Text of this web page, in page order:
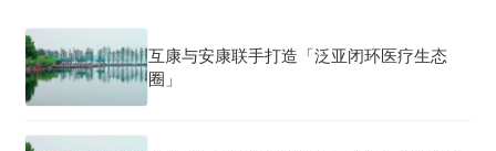
互康与安康联手打造「泛亚闭环医疗生态
圈」